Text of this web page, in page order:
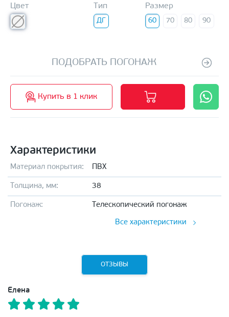
Цвет Тип
ДГ
Размер
60 70 80 90
ПОДОБРАТЬ ПОГОНАЖ
Купить в 1 клик
Характеристики
Материал покрытия: ПВХ
Толщина, мм: 38
Погонаж: Телескопический погонаж
Все характеристики
ОТЗЫВЫ
Елена